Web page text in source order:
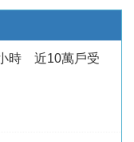
時 近10萬戶受